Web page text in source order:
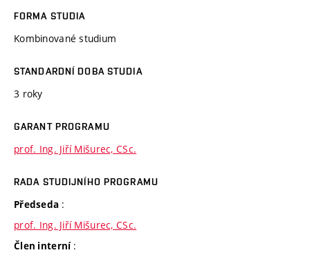
FORMA STUDIA
Kombinované studium
STANDARDNÍ DOBA STUDIA
3 roky
GARANT PROGRAMU
prof. Ing. Jiří Mišurec, CSc.
RADA STUDIJNÍHO PROGRAMU
Předseda :
prof. Ing. Jiří Mišurec, CSc.
Člen interní :